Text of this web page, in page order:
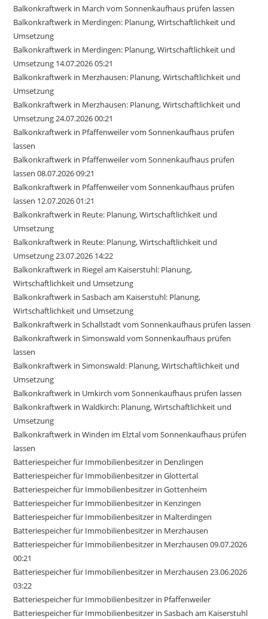
Balkonkraftwerk in March vom Sonnenkaufhaus prüfen lassen
Balkonkraftwerk in Merdingen: Planung, Wirtschaftlichkeit und
Umsetzung
Balkonkraftwerk in Merdingen: Planung, Wirtschaftlichkeit und
Umsetzung 14.07.2026 05:21
Balkonkraftwerk in Merzhausen: Planung, Wirtschaftlichkeit und
Umsetzung
Balkonkraftwerk in Merzhausen: Planung, Wirtschaftlichkeit und
Umsetzung 24.07.2026 00:21
Balkonkraftwerk in Pfaffenweiler vom Sonnenkaufhaus prüfen
lassen
Balkonkraftwerk in Pfaffenweiler vom Sonnenkaufhaus prüfen
lassen 08.07.2026 09:21
Balkonkraftwerk in Pfaffenweiler vom Sonnenkaufhaus prüfen
lassen 12.07.2026 01:21
Balkonkraftwerk in Reute: Planung, Wirtschaftlichkeit und
Umsetzung
Balkonkraftwerk in Reute: Planung, Wirtschaftlichkeit und
Umsetzung 23.07.2026 14:22
Balkonkraftwerk in Riegel am Kaiserstuhl: Planung,
Wirtschaftlichkeit und Umsetzung
Balkonkraftwerk in Sasbach am Kaiserstuhl: Planung,
Wirtschaftlichkeit und Umsetzung
Balkonkraftwerk in Schallstadt vom Sonnenkaufhaus prüfen lassen
Balkonkraftwerk in Simonswald vom Sonnenkaufhaus prüfen
lassen
Balkonkraftwerk in Simonswald: Planung, Wirtschaftlichkeit und
Umsetzung
Balkonkraftwerk in Umkirch vom Sonnenkaufhaus prüfen lassen
Balkonkraftwerk in Waldkirch: Planung, Wirtschaftlichkeit und
Umsetzung
Balkonkraftwerk in Winden im Elztal vom Sonnenkaufhaus prüfen
lassen
Batteriespeicher für Immobilienbesitzer in Denzlingen
Batteriespeicher für Immobilienbesitzer in Glottertal
Batteriespeicher für Immobilienbesitzer in Gottenheim
Batteriespeicher für Immobilienbesitzer in Kenzingen
Batteriespeicher für Immobilienbesitzer in Malterdingen
Batteriespeicher für Immobilienbesitzer in Merzhausen
Batteriespeicher für Immobilienbesitzer in Merzhausen 09.07.2026
00:21
Batteriespeicher für Immobilienbesitzer in Merzhausen 23.06.2026
03:22
Batteriespeicher für Immobilienbesitzer in Pfaffenweiler
Batteriespeicher für Immobilienbesitzer in Sasbach am Kaiserstuhl